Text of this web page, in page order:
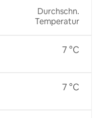
Durchschn.
Temperatur
7 °C
7 °C